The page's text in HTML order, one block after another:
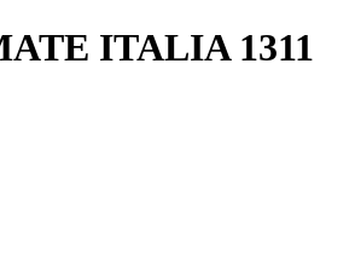
ITALIA 1311